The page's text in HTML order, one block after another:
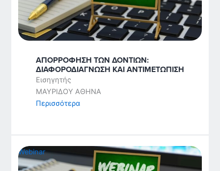
ΑΠΟΡΡΟΦΗΣΗ ΤΩΝ ΔΟΝΤΙΩΝ:
ΔΙΑΦΟΡΟΔΙΑΓΝΩΣΗ ΚΑΙ ΑΝΤΙΜΕΤΩΠΙΣΗ
Εισηγητής
ΜΑΥΡΙΔΟΥ ΑΘΗΝΑ
Περισσότερα
Webinar